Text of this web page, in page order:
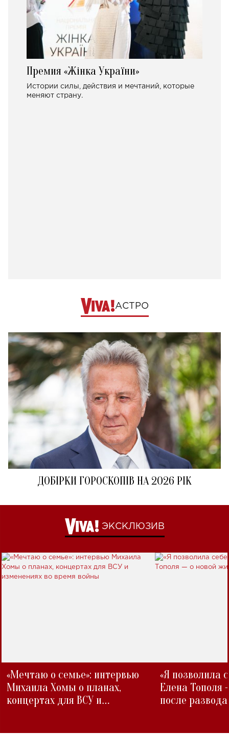
Премия «Жінка України»
Истории силы, действия и мечтаний, которые
меняют страну.
АСТРО
ДОБІРКИ ГОРОСКОПІВ НА 2026 РІК
ЭКСКЛЮЗИВ
«Мечтаю о семье»: интервью
Михаила Хомы о планах,
концертах для ВСУ и
«Я позволила
Елена Тополя
после развода